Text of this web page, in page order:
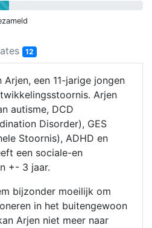
12
een 11-jarige jongen
Arjen
autisme, DCD
Disorder), GES
Stoornis), ADHD en
een sociale-en
+- 3 jaar.
bijzonder moeilijk om
in het buitengewoon
Arjen niet meer naar